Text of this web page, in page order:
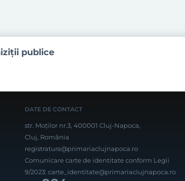
publice
DATE DE CONTACT
str. Moților nr.3, 400001 Cluj-Napoca,
Cluj, România
registratura@primariaclujnapoca.ro
Comunicare carte de identitate conform Legii
9/2023: carte_identitate@primariaclujnapoca.ro